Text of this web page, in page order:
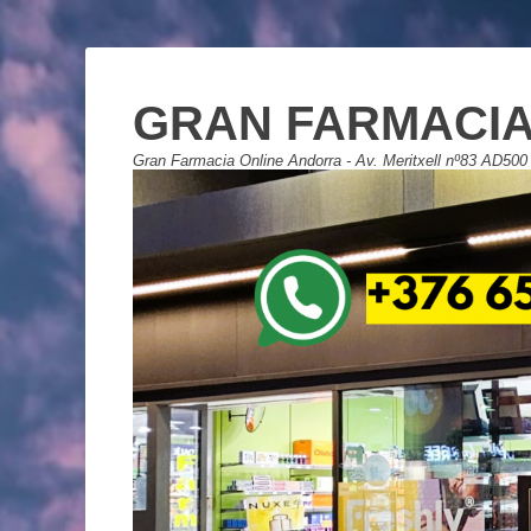
GRAN
Gran Farmacia Online Andorra - Av. Meritxell nº83